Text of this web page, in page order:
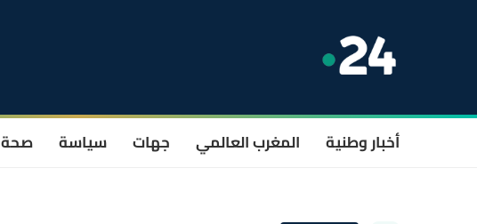
أخبار وطنية المغرب العالمي جهات سياسة صحة